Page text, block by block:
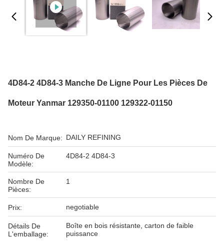
4D84-2 4D84-3 Manche De Ligne Pour Les Pièces De
Moteur Yanmar 129350-01100 129322-01150
Nom De Marque: DAILY REFINING
Numéro De
Modèle:
4D84-2 4D84-3
Nombre De
Pièces:
1
Prix: negotiable
Détails De
L'emballage:
Boîte en bois résistante, carton de faible
puissance